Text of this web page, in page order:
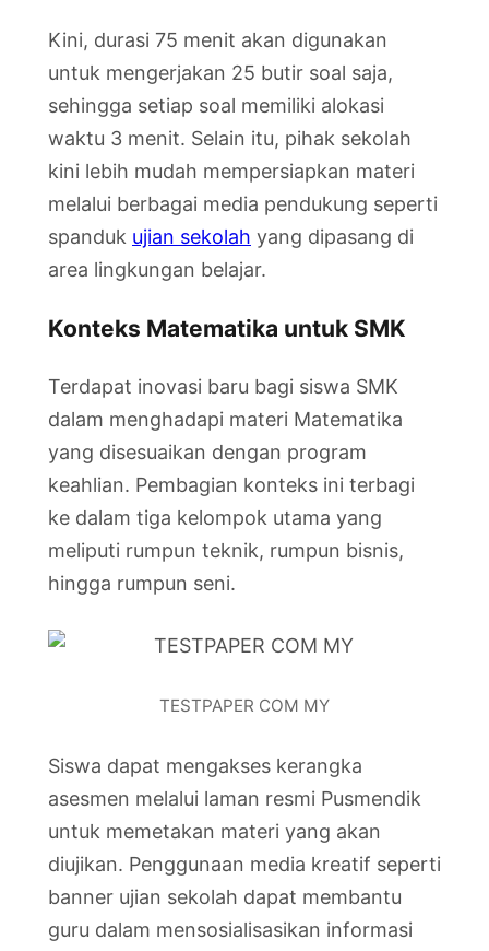
Kini, durasi 75 menit akan digunakan
untuk mengerjakan 25 butir soal saja,
sehingga setiap soal memiliki alokasi
waktu 3 menit. Selain itu, pihak sekolah
kini lebih mudah mempersiapkan materi
melalui berbagai media pendukung seperti
spanduk ujian sekolah yang dipasang di
area lingkungan belajar.
Konteks Matematika untuk SMK
Terdapat inovasi baru bagi siswa SMK
dalam menghadapi materi Matematika
yang disesuaikan dengan program
keahlian. Pembagian konteks ini terbagi
ke dalam tiga kelompok utama yang
meliputi rumpun teknik, rumpun bisnis,
hingga rumpun seni.
TESTPAPER COM MY
Siswa dapat mengakses kerangka
asesmen melalui laman resmi Pusmendik
untuk memetakan materi yang akan
diujikan. Penggunaan media kreatif seperti
banner ujian sekolah dapat membantu
guru dalam mensosialisasikan informasi